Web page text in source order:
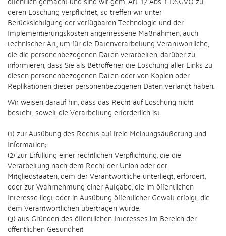
deren Löschung verpflichtet, so treffen wir unter
Berücksichtigung der verfügbaren Technologie und der
Implementierungskosten angemessene Maßnahmen, auch
technischer Art, um für die Datenverarbeitung Verantwortliche,
die die personenbezogenen Daten verarbeiten, darüber zu
informieren, dass Sie als Betroffener die Löschung aller Links zu
diesen personenbezogenen Daten oder von Kopien oder
Replikationen dieser personenbezogenen Daten verlangt haben.
Wir weisen darauf hin, dass das Recht auf Löschung nicht
besteht, soweit die Verarbeitung erforderlich ist
(1) zur Ausübung des Rechts auf freie Meinungsäußerung und
Information;
(2) zur Erfüllung einer rechtlichen Verpflichtung, die die
Verarbeitung nach dem Recht der Union oder der
Mitgliedstaaten, dem der Verantwortliche unterliegt, erfordert,
oder zur Wahrnehmung einer Aufgabe, die im öffentlichen
Interesse liegt oder in Ausübung öffentlicher Gewalt erfolgt, die
dem Verantwortlichen übertragen wurde;
(3) aus Gründen des öffentlichen Interesses im Bereich der
öffentlichen Gesundheit